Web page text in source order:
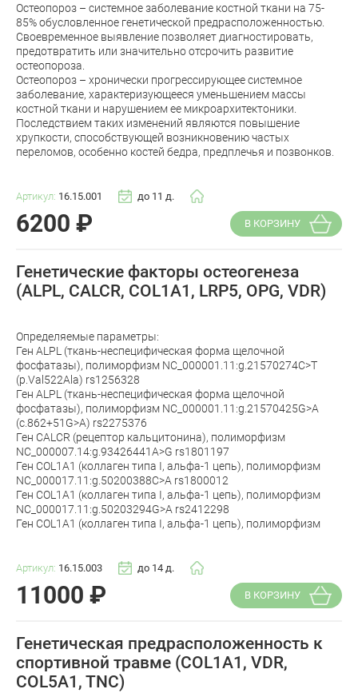
Остеопороз – системное заболевание костной ткани на 75-
85% обусловленное генетической предрасположенностью.
Своевременное выявление позволяет диагностировать,
предотвратить или значительно отсрочить развитие
остеопороза.
Остеопороз – хронически прогрессирующее системное
заболевание, характеризующееся уменьшением массы
костной ткани и нарушением ее микроархитектоники.
Последствием таких изменений являются повышение
хрупкости, способствующей возникновению частых
переломов, особенно костей бедра, предплечья и позвонков.
Артикул: 16.15.001 до 11 д.
6200 ₽ В КОРЗИНУ
Генетические факторы остеогенеза
(ALPL, CALCR, COL1A1, LRP5, OPG, VDR)
Определяемые параметры:
Ген ALPL (ткань-неспецифическая форма щелочной
фосфатазы), полиморфизм NC_000001.11:g.21570274C>T
(p.Val522Ala) rs1256328
Ген ALPL (ткань-неспецифическая форма щелочной
фосфатазы), полиморфизм NC_000001.11:g.21570425G>A
(c.862+51G>A) rs2275376
Ген CALCR (рецептор кальцитонина), полиморфизм
NC_000007.14:g.93426441A>G rs1801197
Ген COL1A1 (коллаген типа I, альфа-1 цепь), полиморфизм
NC_000017.11:g.50200388C>A rs1800012
Ген COL1A1 (коллаген типа I, альфа-1 цепь), полиморфизм
NC_000017.11:g.50203294G>A rs2412298
Ген COL1A1 (коллаген типа I, альфа-1 цепь), полиморфизм
Артикул: 16.15.003 до 14 д.
11000 ₽ В КОРЗИНУ
Генетическая предрасположенность к
спортивной травме (COL1A1, VDR,
COL5A1, TNC)